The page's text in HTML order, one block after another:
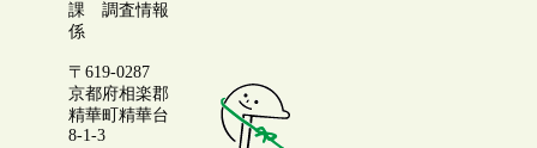
課 調査情報
係
〒619-0287
京都府相楽郡
精華町精華台
8-1-3